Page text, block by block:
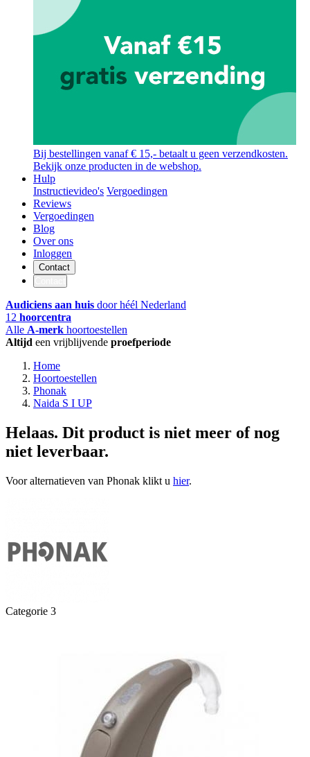
Bij bestellingen vanaf € 15,- betaalt u geen verzendkosten.
Bekijk onze producten in de webshop.
Hulp
Instructievideo's Vergoedingen
Reviews
Vergoedingen
Blog
Over ons
Inloggen
Contact
Audiciens aan huis door héél Nederland
12 hoorcentra
Alle A-merk hoortoestellen
Altijd een vrijblijvende proefperiode
Home
Hoortoestellen
Phonak
Naida S I UP
Helaas. Dit product is niet meer of nog
niet leverbaar.
Voor alternatieven van Phonak klikt u hier.
Categorie 3